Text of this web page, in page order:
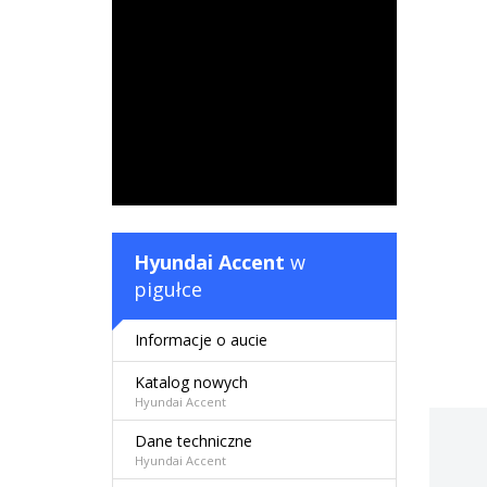
Hyundai Accent w
pigułce
Informacje o aucie
Katalog nowych
Hyundai Accent
Dane techniczne
Hyundai Accent